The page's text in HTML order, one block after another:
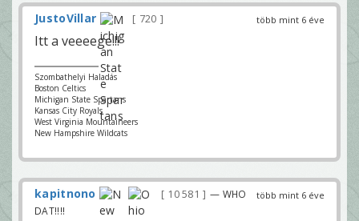
több mint 6 éve
JustoVillar 720
Itt a veeeege!!!
Szombathelyi Haladás
Boston Celtics
Michigan State Spartans
Kansas City Royals
West Virginia Mountaineers
New Hampshire Wildcats
több mint 6 éve
kapitnono 10 581
— WHO
DAT!!!!